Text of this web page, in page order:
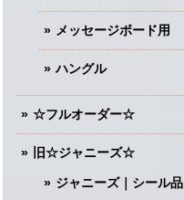
メッセージボード用
ハングル
☆フルオーダー☆
旧☆ジャニーズ☆
ジャニーズ｜シール品